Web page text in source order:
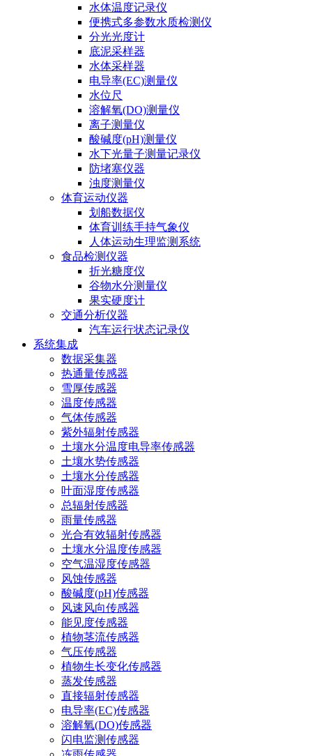
水体温度记录仪
便携式多参数水质检测仪
分光光度计
底泥采样器
水体采样器
电导率(EC)测量仪
水位尺
溶解氧(DO)测量仪
离子测量仪
酸碱度(pH)测量仪
水下光量子测量记录仪
防堵塞仪器
浊度测量仪
体育运动仪器
划船数据仪
体育训练手持气象仪
人体运动生理监测系统
食品检测仪器
折光糖度仪
谷物水分测量仪
果实硬度计
交通分析仪器
汽车运行状态记录仪
系统集成
数据采集器
热通量传感器
雪厚传感器
温度传感器
气体传感器
紫外辐射传感器
土壤水分温度电导率传感器
土壤水势传感器
土壤水分传感器
叶面湿度传感器
总辐射传感器
雨量传感器
光合有效辐射传感器
土壤水分温度传感器
空气温湿度传感器
风蚀传感器
酸碱度(pH)传感器
风速风向传感器
能见度传感器
植物茎流传感器
气压传感器
植物生长变化传感器
蒸发传感器
直接辐射传感器
电导率(EC)传感器
溶解氧(DO)传感器
闪电监测传感器